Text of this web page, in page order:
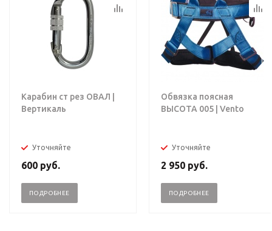
Карабин ст рез ОВАЛ |
Вертикаль
Уточняйте
600 руб.
ПОДРОБНЕЕ
Обвязка поясная
ВЫСОТА 005 | Vento
Уточняйте
2 950 руб.
ПОДРОБНЕЕ